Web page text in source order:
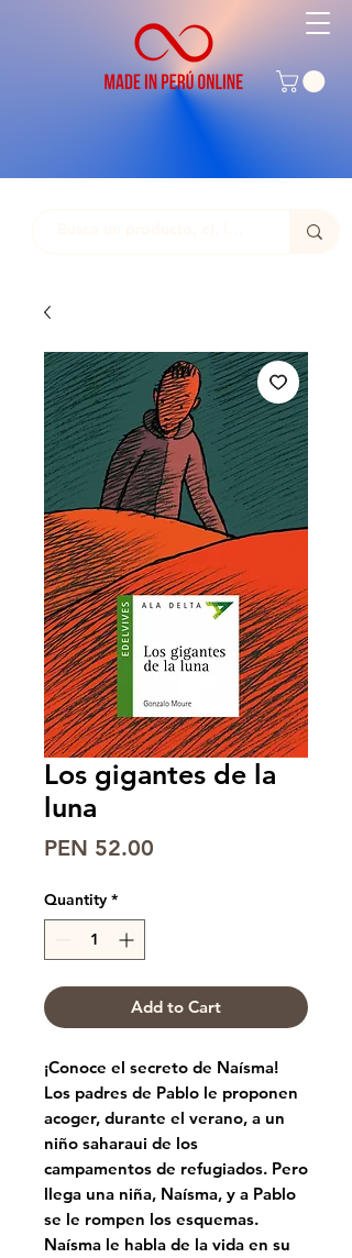
Los gigantes de la
luna
PEN 52.00
Quantity *
Add to Cart
¡Conoce el secreto de Naísma!
Los padres de Pablo le proponen
acoger, durante el verano, a un
niño saharaui de los
campamentos de refugiados. Pero
llega una niña, Naísma, y a Pablo
se le rompen los esquemas.
Naísma le habla de la vida en su